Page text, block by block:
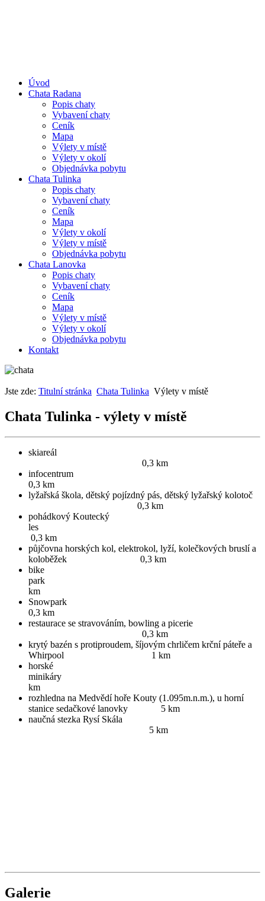
Úvod
Chata Radana
Popis chaty
Vybavení chaty
Ceník
Mapa
Výlety v místě
Výlety v okolí
Objednávka pobytu
Chata Tulinka
Popis chaty
Vybavení chaty
Ceník
Mapa
Výlety v okolí
Výlety v místě
Objednávka pobytu
Chata Lanovka
Popis chaty
Vybavení chaty
Ceník
Mapa
Výlety v místě
Výlety v okolí
Objednávka pobytu
Kontakt
Jste zde: Titulní stránka Chata Tulinka Výlety v místě
Chata Tulinka - výlety v místě
skiareál
0,3 km
0,3 km
lyžařská škola, dětský pojízdný pás, dětský lyžařský kolotoč
0,3 km
pohádkový Koutecký
0,3 km
půjčovna horských kol, elektrokol, lyží, kolečkových bruslí a
koloběžek 0,3 km
bike
park
km
0,3 km
restaurace se stravováním, bowling a picerie
0,3 km
krytý bazén s protiproudem, šíjovým chrličem krční páteře a
Whirpool 1 km
horské
km
rozhledna na Medvědí hoře Kouty (1.095m.n.m.), u horní
stanice sedačkové lanovky 5 km
naučná stezka Rysí Skála
5 km
Galerie